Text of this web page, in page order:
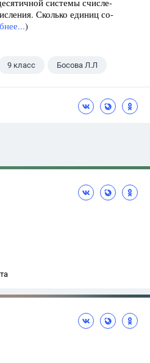
системы счисле-
Сколько единиц со-
)
9 класс Босова Л.Л